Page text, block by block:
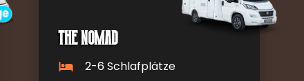
The Nomad
2-6 Schlafplätze